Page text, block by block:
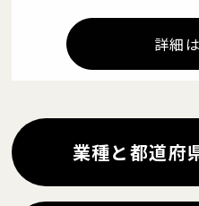
詳細
業種と都道府